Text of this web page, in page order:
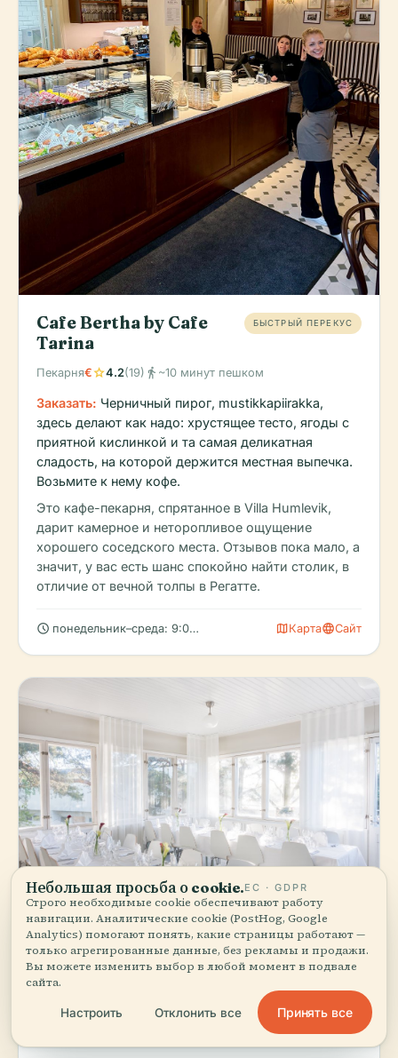
Cafe Bertha by Cafe
Tarina
БЫСТРЫЙ ПЕРЕКУС
Пекарня€star4.2(19) directions_walk ~10 минут пешком
Заказать: Черничный пирог, mustikkapiirakka,
здесь делают как надо: хрустящее тесто, ягоды с
приятной кислинкой и та самая деликатная
сладость, на которой держится местная выпечка.
Возьмите к нему кофе.
Это кафе-пекарня, спрятанное в Villa Humlevik,
дарит камерное и неторопливое ощущение
хорошего соседского места. Отзывов пока мало, а
значит, у вас есть шанс спокойно найти столик, в
отличие от вечной толпы в Регатте.
schedule понедельник–среда: 9:00 – 20:00 mapКартаlanguageСайт
Juhla- ja
kokoustila
Soutupaviljonki
ЛЮБИМОЕ МЕСТО МЕСТНЫХ
Традиционная финская кухня€€ star4.2 (50)
Небольшая просьба о cookie.ЕС · GDPR
Строго необходимые cookie обеспечивают работу
навигации. Аналитические cookie (PostHog, Google
Analytics) помогают понять, какие страницы работают —
только агрегированные данные, без рекламы и продажи.
Вы можете изменить выбор в любой момент в подвале
сайта.
Настроить Отклонить все Принять все